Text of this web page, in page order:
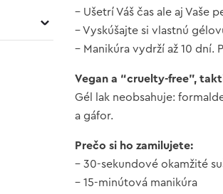
– Ušetrí Váš čas ale aj Vaše
– Vyskúšajte si vlastnú
– Manikúra vydrží až 10
Vegan a “cruelty-free”,
Gél lak neobsahuje:
a gáfor.
Prečo si ho zamilujete:
– 30-sekundové okamžité
– 15-minútová manikúra